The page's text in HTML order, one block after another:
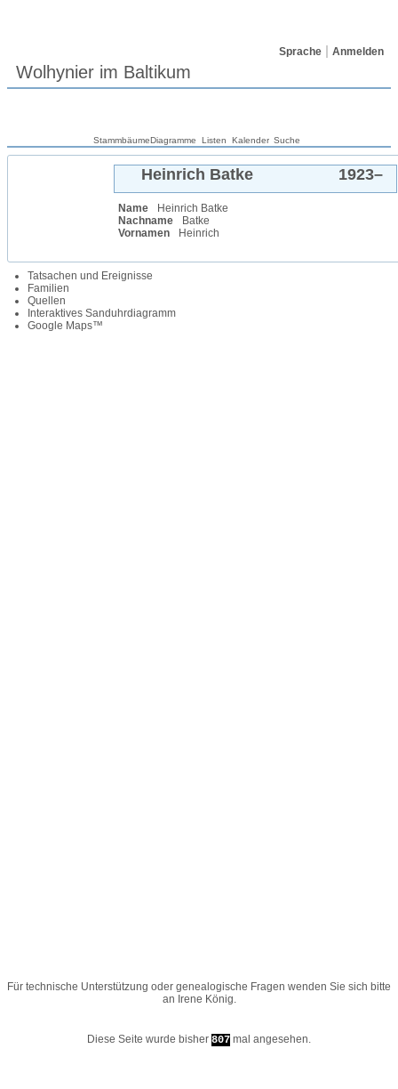
Sprache Anmelden
Wolhynier im Baltikum
StammbäumeDiagramme Listen Kalender Suche
Heinrich Batke 1923–
Name Heinrich Batke
Nachname
Batke
Vornamen
Heinrich
Tatsachen und Ereignisse
Familien
Quellen
Interaktives Sanduhrdiagramm
Google Maps™
Für technische Unterstützung oder genealogische Fragen wenden Sie sich bitte
an Irene König.
Diese Seite wurde bisher 807 mal angesehen.